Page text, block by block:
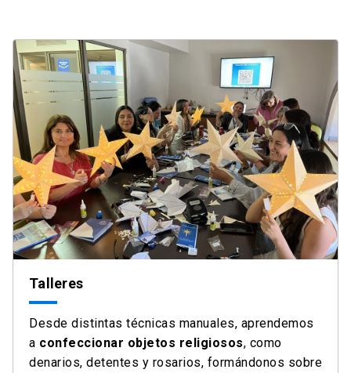
Talleres
Desde distintas técnicas manuales, aprendemos
a confeccionar objetos religiosos, como
denarios, detentes y rosarios, formándonos sobre